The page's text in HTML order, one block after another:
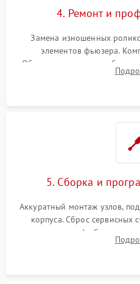
4. Ремонт и
Замена изношенных
элементов фьюзера.
Обязательная очистка блока
печати от просыпанного
5. Сборка и
Аккуратный монтаж узлов,
корпуса. Сброс сервисных
закрепления),
калибровка цветопередачи